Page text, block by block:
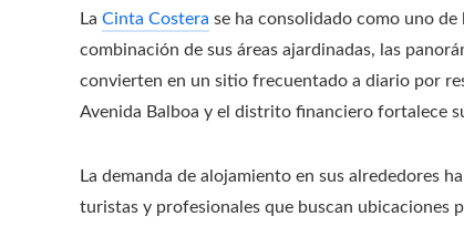
La Cinta Costera se ha consolidado como uno de
combinación de sus áreas ajardinadas, las
convierten en un sitio frecuentado a diario por
Avenida Balboa y el distrito financiero fortalece
La demanda de alojamiento en sus alrededores
turistas y profesionales que buscan ubicaciones